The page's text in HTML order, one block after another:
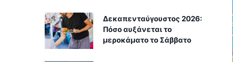
Δεκαπενταύγουστος 2026:
Πόσο αυξάνεται το
μεροκάματο το Σάββατο